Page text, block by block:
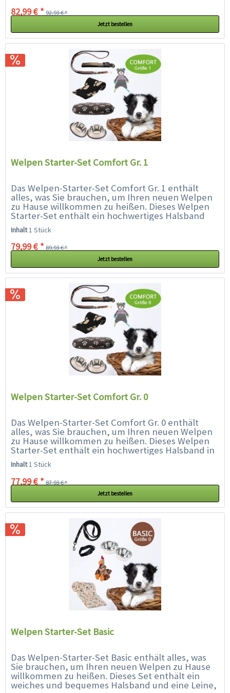
82,99 € * 92,93 € *
Jetzt bestellen
Welpen Starter-Set Comfort Gr. 1
Das Welpen-Starter-Set Comfort Gr. 1 enthält
alles, was Sie brauchen, um Ihren neuen Welpen
zu Hause willkommen zu heißen. Dieses Welpen
Starter-Set enthält ein hochwertiges Halsband
(25 - 30 cm geeignet für...
Inhalt1 Stück
79,99 € * 89,93 € *
Jetzt bestellen
Welpen Starter-Set Comfort Gr. 0
Das Welpen-Starter-Set Comfort Gr. 0 enthält
alles, was Sie brauchen, um Ihren neuen Welpen
zu Hause willkommen zu heißen. Dieses Welpen
Starter-Set enthält ein hochwertiges Halsband in
der Größe 0 (25 -...
Inhalt1 Stück
77,99 € * 87,93 € *
Jetzt bestellen
Welpen Starter-Set Basic
Das Welpen-Starter-Set Basic enthält alles, was
Sie brauchen, um Ihren neuen Welpen zu Hause
willkommen zu heißen. Dieses Set enthält ein
weiches und bequemes Halsband und eine Leine,